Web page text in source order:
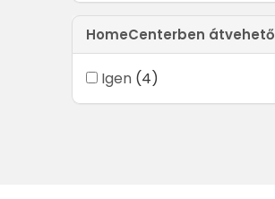
HomeCenterben átvehető
Igen (4)